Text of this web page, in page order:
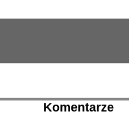
Komentarze